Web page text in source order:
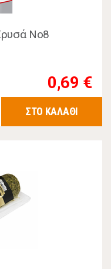
Νο8
0,69 €
ΣΤΟ ΚΑΛΑΘΙ